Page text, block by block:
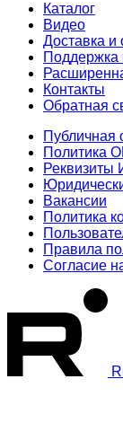
Каталог
Видео
Доставка и
Поддержка
Контакты
Обратная
Публичная
Политика
Реквизиты
Вакансии
Политика
Правила
Согласие